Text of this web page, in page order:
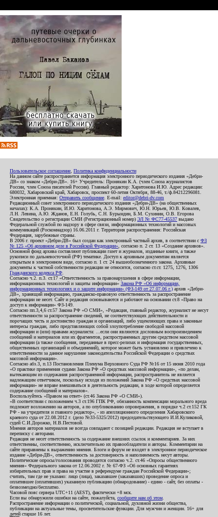
Пользовательское соглашение Политика конфиденциальности
На данном сайте распространяется информация электронного периодического издания «Дебри-
ДВ» со знаком «Дебри-ДВ». 16+ Учредитель: Пронякин К.А. (член Союза журналистов
России, член Союза писателей России). Главный редактор: Харитонова И.Ю. Адрес редакции:
680032, Хабаровский край, Хабаровск, проспект 60-летия Октября, 88-46, т./ф.84212296081.
Электронная приемная: Отправить сообщение . E-mail: editor@debri-dv.com
Редакционный совет электронного периодического издания «Дебри-ДВ» (на общественных
началах): К.А. Пронякин, И.Ю. Харитонова, А.Э. Мирмович, Ю.Н. Юрьев, Ю.В. Ковалев,
Л.Н. Левина, А.Ю. Жданов, Е.Н. Голубь, С.Н. Бурындин, Б.М. Сухинин, О.В. Егорова
Свидетельство о регистрации СМИ (Регистрационный номер) ЭЛ № ФС77-45537 выдано
Федеральной службой по надзору в сфере связи, информационных технологий и массовых
коммуникаций (Роскомнадзор) 16.06.2011 г. Территория распространения: Российская
Федерация, зарубежные страны.
В 2006 г. проект «Дебри-ДВ» был создан как электронный частный архив, в соответствии с ФЗ
№ 125 «Об архивном деле в Российской Федерации» , согласно п. 2 ст. 13 «Создание архивов».
Основной фонд архива составляют публикации газет и журналов, изданные книги, а также
рукописи по дальневосточной (РФ) тематике. Доступ к архивным документам является
открытым в электронном виде, согласно п. 1 ст. 24 вышеобозначенного закона. Архивные
документы к частной собственности редакции не относятся, согласно ст.ст. 1275, 1276, 1306
Гражданского кодекса РФ
Согласно ч.2. п.3. ст.17 «Ответственность за правонарушения в сфере информации,
информационных технологий и защиты информации» Закона РФ «Об информации,
информационных технологиях и о защите информации» (ФЗ-149 от 27.07.06 г.) архив «Дебри-
ДВ», хранящий информацию, гражданско-правовую ответственность за распространение
информации не несет. Сайт и редакция основываются и работают на основании ст.8 «Право на
доступ к информации» ФЗ-149.
Согласно пп.3,4,6 ст.57 Закона РФ «О СМИ», «Редакция, главный редактор, журналист не несут
ответственности за распространение сведений, не соответствующих действительности и
порочащих честь и достоинство граждан и организаций, либо ущемляющих права и законные
интересы граждан, либо представляющих собой злоупотребление свободой массовой
информации и (или) правами журналиста: ...если они являются дословным воспроизведением
сообщений и материалов или их фрагментов, распространенных другим средством массовой
информации (а также сообщения, переданные в пресс-релизах и информация государственных,
общественных организаций и объединений), которое может быть установлено и привлечено к
ответственности за данное нарушение законодательства Российской Федерации о средствах
массовой информации».
Согласно абз.3, п.13 Постановления Пленума Верховного Суда РФ №16 от 15 июня 2010 года
«О практике применения судами Закона РФ «О средствах массовой информации», «по делам,
вытекающим из содержания распространенной информации, распространитель не является
надлежащим ответчиком, поскольку исходя из положений Закона РФ «О средствах массовой
информации» не вправе вмешиваться в деятельность редакции, в ходе которой определяется
содержание сообщений и материалов».
Воспользуйтесь «Правом на ответ» (ст.46 Закона РФ «О СМИ»).
«В соответствии с положением ч.3 ст.196 ГПК РФ, обязанность компенсации морального вреда
подлежит возложению на авторов, а по опубликованию опровержения, в порядке ч.2 ст.152 ГК
РФ - на учредителя и главного редактор», - из апелляционного определения Хабаровского
краевого суда от 22.08.2012 г. (дело №33-5325/2012) председательствующего И.И.Куликовой,
судей С.И.Дорожко, Н.В.Пестовой.
Мнения авторов материалов не всегда совпадают с позицией редакции. Редакция не вступает в
переписку с авторами.
Редакция не несет ответственность за содержание внешних ссылок и комментариев. За них
ответственны, соответственно, исключительно их правообладатели и авторы. Комментарии на
сайте приравнены к выражению мнения. Блоги и форум не входят в электронное периодическое
издание «Дебри-ДВ», ответственность за достоверность и наполняемость несут авторы.
Политические опросы/голосования проводятся согласно ч.2. ст.46 «Опросы общественного
мнения» Федерального закона от 12.06.2002 г. № 67-ФЗ «Об основных гарантиях
избирательных прав и права на участие в референдуме граждан Российской Федерации»;
считать, там где не указано: лицо (лица), заказавшее (заказавших) проведение опроса и
оплатившее (оплативших) указанную публикацию (обнародование) - едино - сайт, без оплаты -
безвозмездно/бесплатно.
Часовой пояс сервера UTC+11 (AEST), фактически +8 мск.
Если вы обнаружили ошибки на сайте, пожалуйста, сообщите нам об этом
Распространение информации о политической, социальной, духовной жизни общества,
публикации на актуальные темы, просветительские функции. Для мужчин и женщин. 16+ для
детей старше 16 лет.